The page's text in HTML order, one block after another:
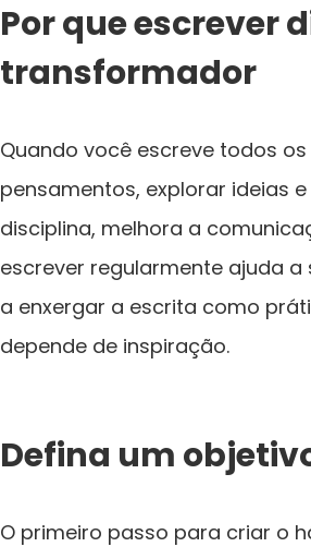
Por que escrever
transformador
Quando você escreve todos
pensamentos, explorar ideias
disciplina, melhora a
escrever regularmente ajuda
a enxergar a escrita como
depende de inspiração.
Defina um
O primeiro passo para criar o